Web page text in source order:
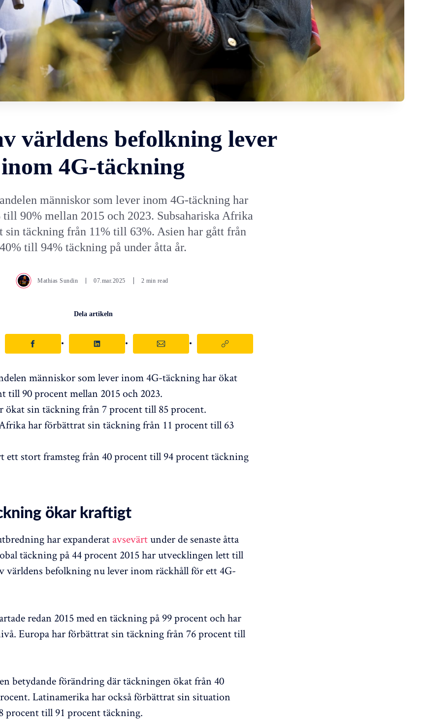
världens befolkning lever
inom 4G-täckning
människor som lever inom 4G-täckning har
till 90% mellan 2015 och 2023. Subsahariska Afrika
sin täckning från 11% till 63%. Asien har gått från
40% till 94% täckning på under åtta år.
Mathias Sundin 07.mar.2025 2 min read
Dela artikeln
människor som lever inom 4G-täckning har ökat
till 90 procent mellan 2015 och 2023.
ökat sin täckning från 7 procent till 85 procent.
har förbättrat sin täckning från 11 procent till 63
ett stort framsteg från 40 procent till 94 procent täckning
ökar kraftigt
har expanderat avsevärtunder de senaste åtta
täckning på 44 procent 2015 har utvecklingen lett till
världens befolkning nu lever inom räckhåll för ett 4G-
redan 2015 med en täckning på 99 procent och har
Europa har förbättrat sin täckning från 76 procent till
betydande förändring där täckningen ökat från 40
Latinamerika har också förbättrat sin situation
procent till 91 procent täckning.